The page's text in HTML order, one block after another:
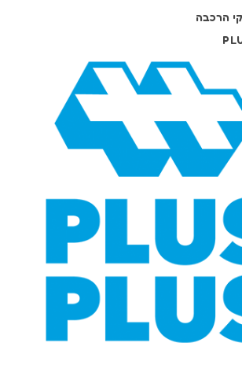
הרכבה